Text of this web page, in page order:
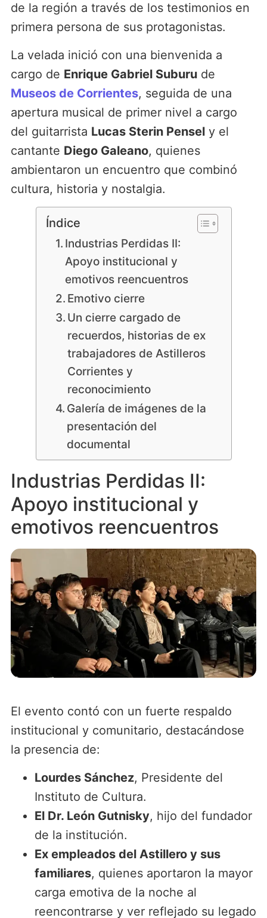
de la región a través de los testimonios en
primera persona de sus protagonistas.
La velada inició con una bienvenida a
cargo de Enrique Gabriel Suburude
Museos de Corrientes, seguida de una
apertura musical de primer nivel a cargo
del guitarrista Lucas Sterin Pensely el
cantante Diego Galeano, quienes
ambientaron un encuentro que combinó
cultura, historia y nostalgia.
Índice
Industrias Perdidas II:
Apoyo institucional y
emotivos reencuentros
Emotivo cierre
Un cierre cargado de
recuerdos, historias de ex
trabajadores de Astilleros
Corrientes y
reconocimiento
Galería de imágenes de la
presentación del
documental
Industrias Perdidas II:
Apoyo institucional y
emotivos reencuentros
El evento contó con un fuerte respaldo
institucional y comunitario, destacándose
la presencia de:
Lourdes Sánchez, Presidente del
Instituto de Cultura.
El Dr. León Gutnisky, hijo del fundador
de la institución.
Ex empleados del Astillero y sus
familiares, quienes aportaron la mayor
carga emotiva de la noche al
reencontrarse y ver reflejado su legado